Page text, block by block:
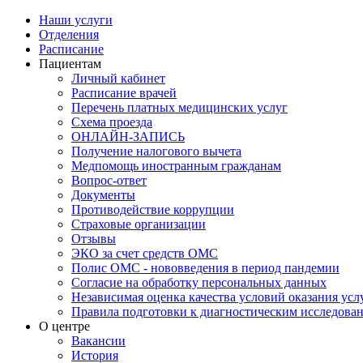
Наши услуги
Отделения
Расписание
Пациентам
Личный кабинет
Расписание врачей
Перечень платных медицинских услуг
Схема проезда
ОНЛАЙН-ЗАПИСЬ
Получение налогового вычета
Медпомощь иностранным гражданам
Вопрос-ответ
Документы
Противодействие коррупции
Страховые организации
Отзывы
ЭКО за счет средств ОМС
Полис ОМС - нововведения в период пандемии
Согласие на обработку персональных данных
Независимая оценка качества условий оказания
Правила подготовки к диагностическим
О центре
Вакансии
История